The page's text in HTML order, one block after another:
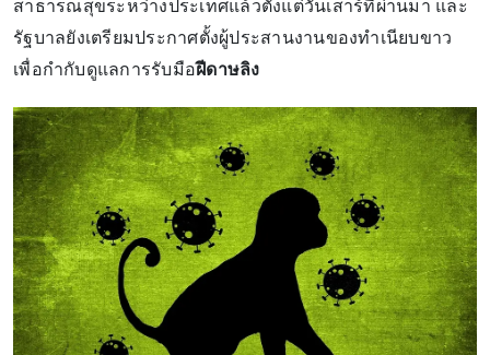
สาธารณสุขระหว่างประเทศแล้วตั้งแต่วันเสาร์ที่ผ่านมา และ
รัฐบาลยังเตรียมประกาศตั้งผู้ประสานงานของทำเนียบขาว
เพื่อกำกับดูแลการรับมือฝีดาษลิง